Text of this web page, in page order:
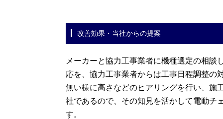
改善効果・当社からの提案
メーカーと協力工事業者に機種選定の相
応を、協力工事業者からは工事日程調整の
無い様に高さなどのヒアリングを行い、施
社であるので、その知見を活かして電動チ
す。